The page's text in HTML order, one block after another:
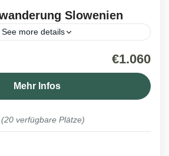
Slowenien
See more details
€1.060
Mehr Infos
(20 verfügbare Plätze)